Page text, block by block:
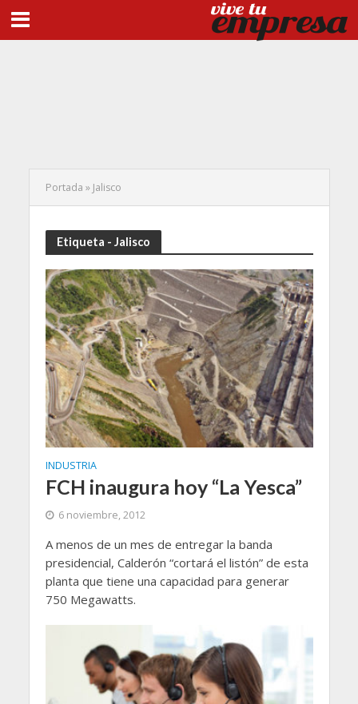
Portada » Jalisco
Etiqueta - Jalisco
INDUSTRIA
FCH inaugura hoy “La Yesca”
6 noviembre, 2012
A menos de un mes de entregar la banda
presidencial, Calderón “cortará el listón” de esta
planta que tiene una capacidad para generar
750 Megawatts.